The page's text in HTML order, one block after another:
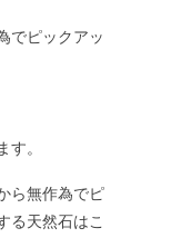
でピックアッ
。
ら無作為でピ
る天然石はこ